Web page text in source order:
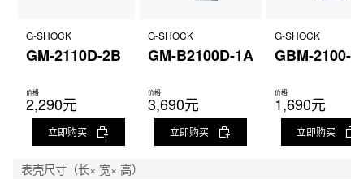
G-SHOCK
GM-2110D-2B
价格
2,290元
立即购买
G-SHOCK
GM-B2100D-1A
价格
3,690元
立即购买
G-SHOCK
GBM-2100-
价格
1,690元
立即购买
表壳尺寸（长× 宽× 高）